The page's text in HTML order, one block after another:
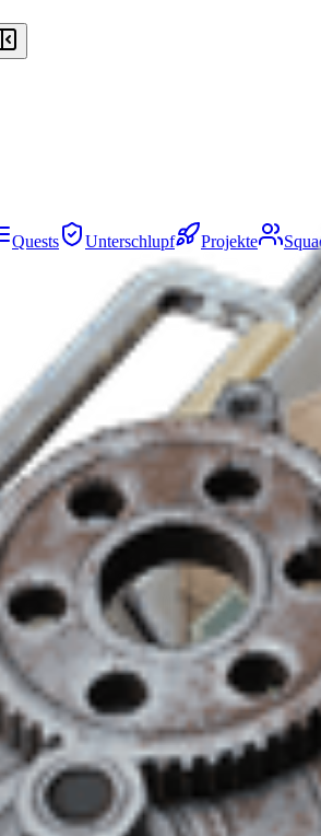
Quests Unterschlupf Projekte
Amboss-Spalter
seine Kugeln durch solche ersetzt, die